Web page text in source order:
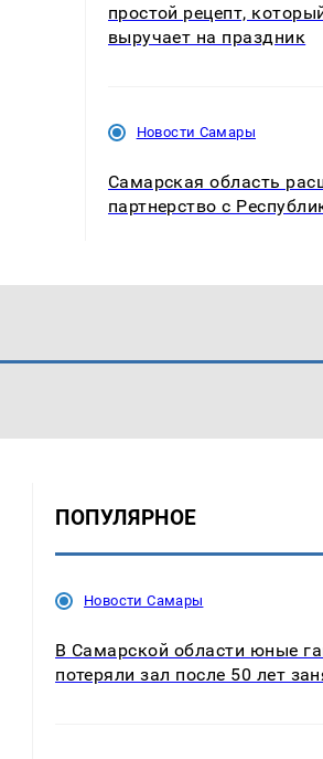
простой рецепт,
выручает на праздник
Новости Самары
Самарская область
партнерство с
ПОПУЛЯРНОЕ
Новости Самары
В Самарской области юные
потеряли зал после 50 лет